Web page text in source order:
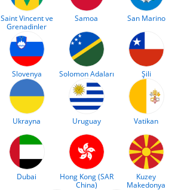
Saint Vincent ve
Grenadinler
Samoa San Marino
Slovenya Solomon Adaları Şili
Ukrayna Uruguay Vatikan
Dubai
Hong Kong (SAR
China)
Kuzey
Makedonya